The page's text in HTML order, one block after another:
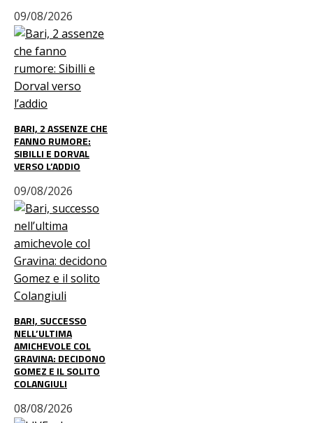
09/08/2026
BARI, 2 ASSENZE CHE
FANNO RUMORE:
SIBILLI E DORVAL
VERSO L’ADDIO
09/08/2026
BARI, SUCCESSO
NELL’ULTIMA
AMICHEVOLE COL
GRAVINA: DECIDONO
GOMEZ E IL SOLITO
COLANGIULI
08/08/2026